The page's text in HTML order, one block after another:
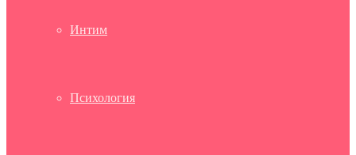
Интим
Психология